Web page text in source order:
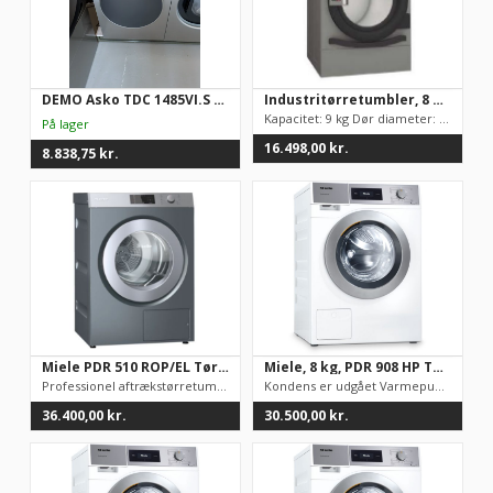
DEMO Asko TDC 1485VI.S fra eget showroom
8.838,75 kr.
Industritørretumbler, 8 kg, SRP-08 M E mm – Fagor
Kapacitet: 9 kg Dør diameter: Ø588 mm Varmetype: Elektrisk Eff...
16.498,00 kr.
Miele PDR 510 ROP/EL Tørretumbler, aftræk – 10 kg kapacitet
Professionel aftrækstørretumbler, elopvarmet med re...
36.400,00 kr.
Miele, 8 kg, PDR 908 HP Tørretumbler
Kondens er udgået Varmepumpetumbler 8 kg
30.500,00 kr.